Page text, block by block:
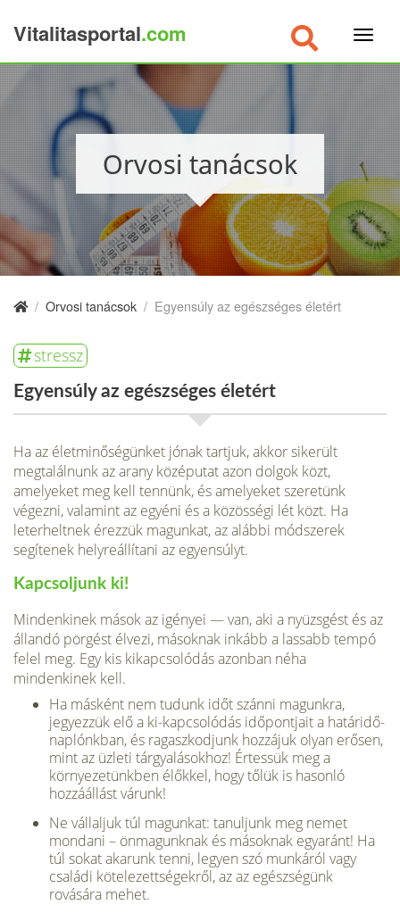
Vitalitasportal.com
Orvosi tanácsok
/ Orvosi tanácsok / Egyensúly az egészséges életért
stressz
Egyensúly az egészséges életért
Ha az életminőségünket jónak tartjuk, akkor sikerült
megtalálnunk az arany középutat azon dolgok közt,
amelyeket meg kell tennünk, és amelyeket szeretünk
végezni, valamint az egyéni és a közösségi lét közt. Ha
leterheltnek érezzük magunkat, az alábbi módszerek
segítenek helyreállítani az egyensúlyt.
Kapcsoljunk ki!
Mindenkinek mások az igényei — van, aki a nyüzsgést és az
állandó pörgést élvezi, másoknak inkább a lassabb tempó
felel meg. Egy kis kikapcsolódás azonban néha
mindenkinek kell.
Ha másként nem tudunk időt szánni magunkra,
jegyezzük elő a ki-kapcsolódás időpontjait a határidő-
naplónkban, és ragaszkodjunk hozzájuk olyan erősen,
mint az üzleti tárgyalásokhoz! Értessük meg a
környezetünkben élőkkel, hogy tőlük is hasonló
hozzáállást várunk!
Ne vállaljuk túl magunkat: tanuljunk meg nemet
mondani – önmagunknak és másoknak egyaránt! Ha
túl sokat akarunk tenni, legyen szó munkáról vagy
családi kötelezettségekről, az az egészségünk
rovására mehet.
×